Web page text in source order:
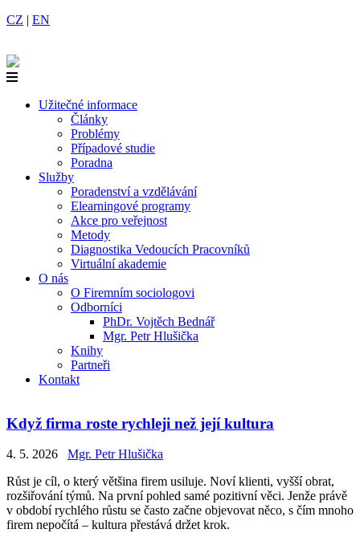
CZ | EN
Užitečné informace
Články
Problémy
Případové studie
Poradna
Služby
Poradenství a vzdělávání
Elearningové programy
Akce pro veřejnost
Metody
Diagnostika Vedoucích Pracovníků
Virtuální akademie
O nás
O Firemním sociologovi
Odborníci
PhDr. Vojtěch Bednář
Mgr. Petr Hlušička
Knihy
Partneři
Kontakt
Když firma roste rychleji než její kultura
4. 5. 2026
Mgr. Petr Hlušička
Růst je cíl, o který většina firem usiluje. Noví klienti, vyšší obrat,
rozšiřování týmů. Na první pohled samé pozitivní věci. Jenže právě
v období rychlého růstu se často začne objevovat něco, s čím mnoho
firem nepočítá – kultura přestává držet krok.